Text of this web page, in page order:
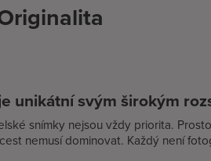
unikátní svým širokým
snímky nejsou vždy priorita.
nemusí dominovat. Každý není